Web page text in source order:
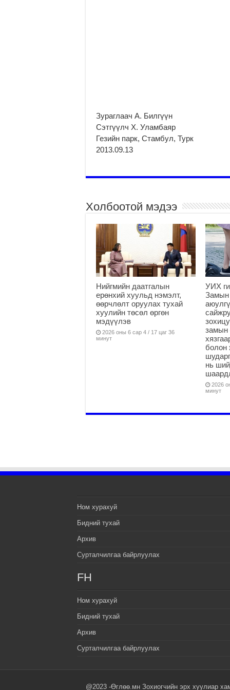
Зураглаач А. Билгүүн
Сэтгүүлч Х. Уламбаяр
Гезийн парк, Стамбул, Турк
2013.09.13
Холбоотой мэдээ
Нийгмийн даатгалын
ерөнхий хуульд нэмэлт,
өөрчлөлт оруулах тухай
хуулийн төсөл өргөн
мэдүүлэв
2026 оны 6 сар 4 / 17 цаг 36
минут
УИХ
Замын
замын
болон
нь
2026
минут
Ном хурахуй
Бидний тухай
Архив
Сурталчилгаа байрлуулах
FH
Ном хурахуй
Бидний тухай
Архив
Сурталчилгаа байрлуулах
@2023 -Өглөө.мн Зохиогчийн эрх хуулиар